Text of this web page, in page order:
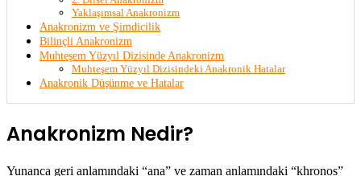
Yaklaşımsal Anakronizm
Anakronizm ve Şimdicilik
Bilinçli Anakronizm
Muhteşem Yüzyıl Dizisinde Anakronizm
Muhteşem Yüzyıl Dizisindeki Anakronik Hatalar
Anakronik Düşünme ve Hatalar
Anakronizm Nedir?
Yunanca geri anlamındaki “ana” ve zaman anlamındaki “khronos”